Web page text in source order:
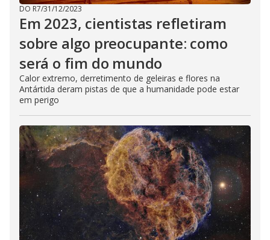
DO R7/31/12/2023
Em 2023, cientistas refletiram
sobre algo preocupante: como
será o fim do mundo
Calor extremo, derretimento de geleiras e flores na
Antártida deram pistas de que a humanidade pode estar
em perigo